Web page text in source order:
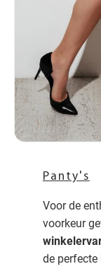
Panty's
Voor de
voorkeur
de